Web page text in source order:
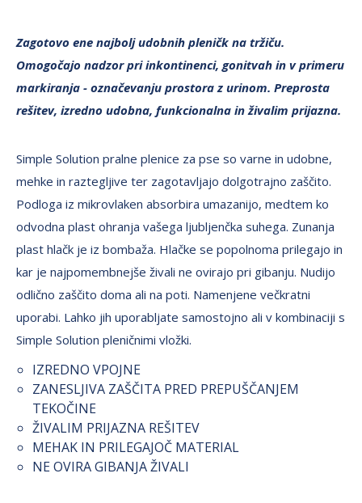
Zagotovo ene najbolj udobnih pleničk na tržiču.
Omogočajo nadzor pri inkontinenci, gonitvah in v primeru
markiranja - označevanju prostora z urinom. Preprosta
rešitev, izredno udobna, funkcionalna in živalim prijazna.
Simple Solution pralne plenice za pse so varne in udobne,
mehke in raztegljive ter zagotavljajo dolgotrajno zaščito.
Podloga iz mikrovlaken absorbira umazanijo, medtem ko
odvodna plast ohranja vašega ljubljenčka suhega. Zunanja
plast hlačk je iz bombaža. Hlačke se popolnoma prilegajo in
kar je najpomembnejše živali ne ovirajo pri gibanju. Nudijo
odlično zaščito doma ali na poti. Namenjene večkratni
uporabi. Lahko jih uporabljate samostojno ali v kombinaciji s
Simple Solution pleničnimi vložki.
IZREDNO VPOJNE
ZANESLJIVA ZAŠČITA PRED PREPUŠČANJEM
TEKOČINE
ŽIVALIM PRIJAZNA REŠITEV
MEHAK IN PRILEGAJOČ MATERIAL
NE OVIRA GIBANJA ŽIVALI